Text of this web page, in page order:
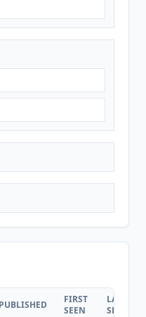
PUBLISHED
FIRST
SEEN
LAST
SEEN